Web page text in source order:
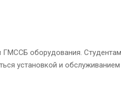
ГМССБ оборудования.
установкой и